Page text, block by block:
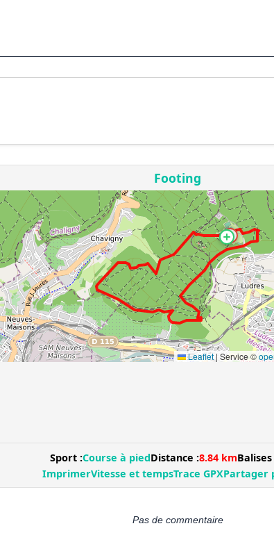
Pas de commentaire